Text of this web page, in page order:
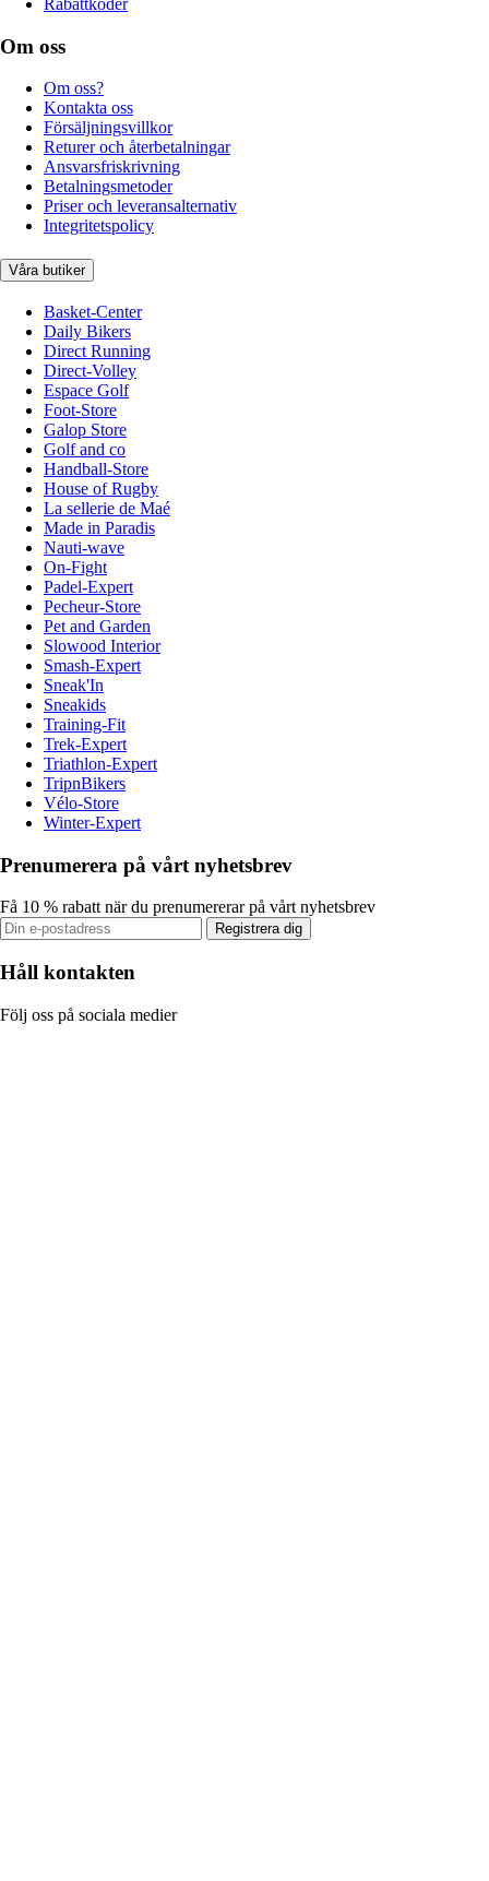
Rabattkoder
Om oss
Om oss?
Kontakta oss
Försäljningsvillkor
Returer och återbetalningar
Ansvarsfriskrivning
Betalningsmetoder
Priser och leveransalternativ
Integritetspolicy
Våra butiker
Basket-Center
Daily Bikers
Direct Running
Direct-Volley
Espace Golf
Foot-Store
Galop Store
Golf and co
Handball-Store
House of Rugby
La sellerie de Maé
Made in Paradis
Nauti-wave
On-Fight
Padel-Expert
Pecheur-Store
Pet and Garden
Slowood Interior
Smash-Expert
Sneak'In
Sneakids
Training-Fit
Trek-Expert
Triathlon-Expert
TripnBikers
Vélo-Store
Winter-Expert
Prenumerera på vårt nyhetsbrev
Få 10 % rabatt när du prenumererar på vårt nyhetsbrev
Registrera dig
Håll kontakten
Följ oss på sociala medier